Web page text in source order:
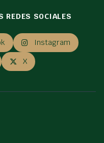
REDES SOCIALES
Instagram
X